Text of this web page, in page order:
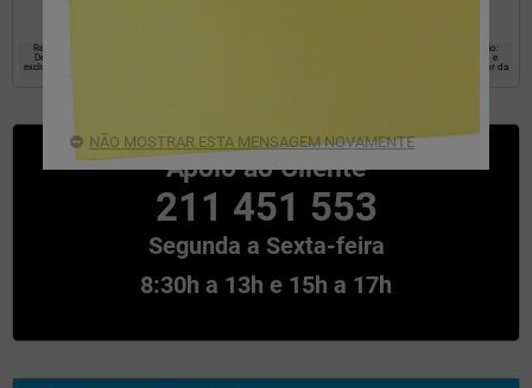
Responsável: EYAROC COMPANY SL, Objetivo: estabelecer uma relação comercial com o usuário. Legitimação:
Destinatários do Consentimento: Os dados não serão comunicados a terceiros, Direitos: Acesso, retificação e
exclusão de dados, bem como outros direitos, conforme explicado nas informações adicionais na parte inferior da
Apoio ao Cliente
211 451 553
Segunda a Sexta-feira
8:30h a 13h e 15h a 17h
NÃO MOSTRAR ESTA MENSAGEM NOVAMENTE